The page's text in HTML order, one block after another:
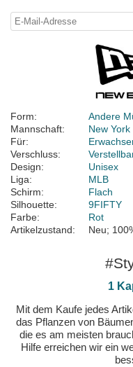
Form:
Andere
Mannschaft:
New
Für:
Verschluss:
Design:
Unisex
Liga:
MLB
Schirm:
Flach
Silhouette:
9FIFTY
Farbe:
Rot
Artikelzustand:
Neu;
1
Mit dem Kaufe jedes
das Pflanzen von
die es am meisten
Hilfe erreichen wir ein